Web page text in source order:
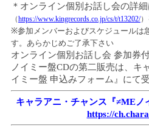
＊オンライン個別お話し会の詳
（https://www.kingrecords.co.jp/cs/t/t13202/）
※参加メンバーおよびスケジュールは
す。あらかじめご了承下さい
オンライン個別お話し会 参加券
ノイミー盤CDの第二販売は、キ
イミー盤 申込みフォーム』にて
キャラアニ・チャンス『≠ME ノ
https://